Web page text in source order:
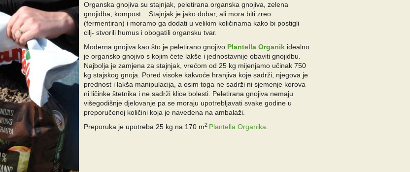
Organska gnojiva su stajnjak, peletirana organska gnojiva, zelena
gnojidba, kompost... Stajnjak je jako dobar, ali mora biti zreo
(fermentiran) i moramo ga dodati u velikim količinama kako bi postigli
cilj- stvorili humus i obogatili organsku tvar.
Moderna gnojiva kao što je peletirano gnojivo Plantella Organik idealno
je organsko gnojivo s kojim ćete lakše i jednostavnije obaviti gnojidbu.
Najbolja je zamjena za stajnjak, vrećom od 25 kg mijenjamo učinak 750
kg stajskog gnoja.
Pored visoke kakvoće hranjiva koje sadrži, njegova je
prednost i lakša manipulacija, a osim toga ne sadrži ni sjemenje korova
ni ličinke štetnika i ne sadrži klice bolesti. Peletirana gnojiva nemaju
višegodišnje djelovanje pa se moraju upotrebljavati svake godine u
preporučenoj količini koja je navedena na ambalaži.
Preporuka je upotreba 25 kg na 170 m2 Plantella Organika